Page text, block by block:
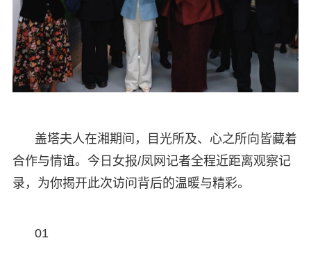
盖塔夫人在湘期间，目光所及、心之所向皆藏着
合作与情谊。今日女报/凤网记者全程近距离观察记
录，为你揭开此次访问背后的温暖与精彩。
01